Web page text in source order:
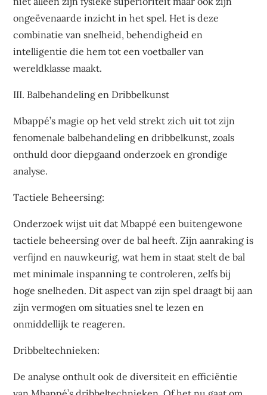
ongeëvenaarde inzicht in het spel. Het is deze
combinatie van snelheid, behendigheid en
intelligentie die hem tot een voetballer van
wereldklasse maakt.
III. Balbehandeling en Dribbelkunst
Mbappé’s magie op het veld strekt zich uit tot zijn
fenomenale balbehandeling en dribbelkunst, zoals
onthuld door diepgaand onderzoek en grondige
analyse.
Tactiele Beheersing:
Onderzoek wijst uit dat Mbappé een buitengewone
tactiele beheersing over de bal heeft. Zijn aanraking is
verfijnd en nauwkeurig, wat hem in staat stelt de bal
met minimale inspanning te controleren, zelfs bij
hoge snelheden. Dit aspect van zijn spel draagt bij aan
zijn vermogen om situaties snel te lezen en
onmiddellijk te reageren.
Dribbeltechnieken:
De analyse onthult ook de diversiteit en efficiëntie